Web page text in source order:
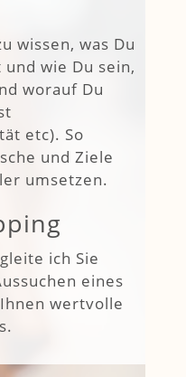
wissen, was Du
wie Du sein,
worauf Du
etc). So
und Ziele
umsetzen.
ich Sie
eines
wertvolle